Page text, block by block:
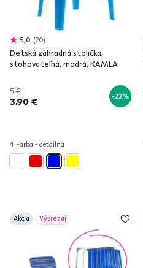
5,0 20
Detská záhradná stolička,
stohovateľná, modrá, KAMLA
5 €
3,90 € -22%
4 Farba - detailná
Akcia Výpredaj